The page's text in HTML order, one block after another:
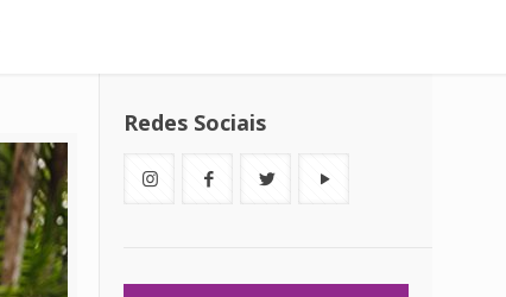
Redes Sociais